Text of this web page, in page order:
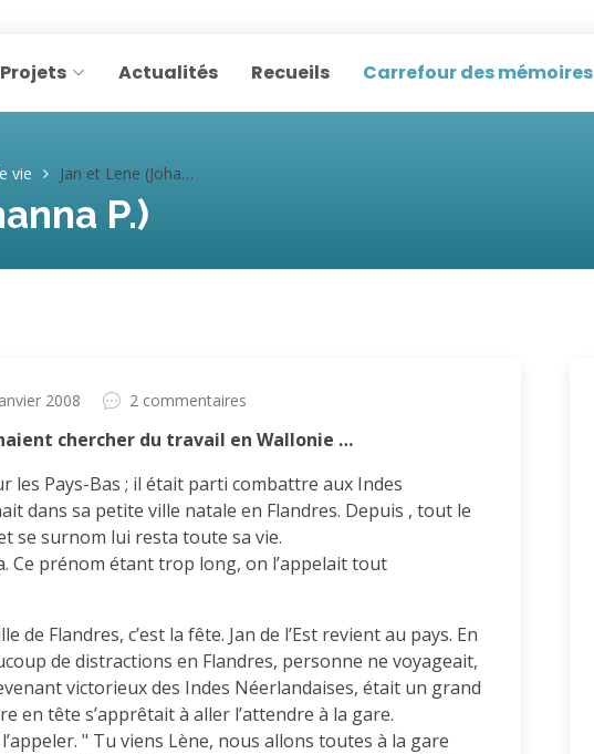
Projets Actualités Recueils Carrefour des mémoires
vie Jan et Lene (Johanna P.)
P.)
2008 2 commentaires
chercher du travail en Wallonie …
les Pays-Bas ; il était parti combattre aux Indes
dans sa petite ville natale en Flandres. Depuis , tout le
se surnom lui resta toute sa vie.
Ce prénom étant trop long, on l’appelait tout
de Flandres, c’est la fête. Jan de l’Est revient au pays. En
de distractions en Flandres, personne ne voyageait,
victorieux des Indes Néerlandaises, était un grand
en tête s’apprêtait à aller l’attendre à la gare.
" Tu viens Lène, nous allons toutes à la gare